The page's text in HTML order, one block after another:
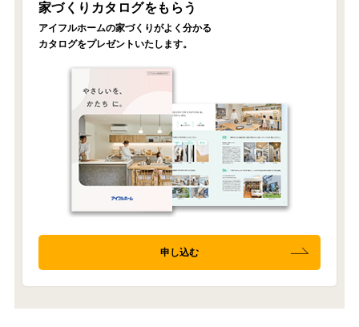
家づくりカタログをもらう
アイフルホームの家づくりがよく分かる
カタログをプレゼントいたします。
申し込む